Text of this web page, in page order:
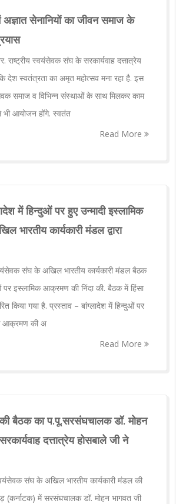
सेनानियों का जीवन समाज के
राष्ट्रीय स्वयंसेवक संघ के सरकार्यवाह दत्तात्रेय
देश स्वतंत्रता का अमृत महोत्सव मना रहा है. इस
समाज व विभिन्न संस्थाओं के साथ मिलकर काम
आयोजन होंगे. स्वतंत
Read More
में हिन्दुओं पर हुए उन्मादी इस्लामिक
भारतीय कार्यकारी मंडल द्वारा
संघ के अखिल भारतीय कार्यकारी मंडल बैठक
पर इस्लामिक आक्रमण की निंदा की. बैठक में हिंसा
किया गया है. प्रस्ताव – बांग्लादेश में हिन्दुओं पर
आक्रमण की अ
Read More
की बैठक का प.पू.सरसंघचालक डॉ. मोहन
दत्तात्रेय होसबाले जी ने
संघ के अखिल भारतीय कार्यकारी मंडल की
(कर्नाटक) में सरसंघचालक डॉ. मोहन भागवत जी